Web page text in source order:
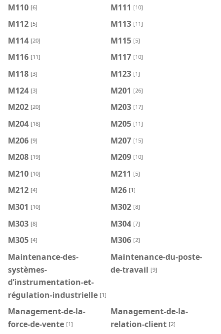
M110 [6] M111 [10]
M112 [5] M113 [11]
M114 [20] M115 [5]
M116 [11] M117 [10]
M118 [3] M123 [1]
M124 [3] M201 [26]
M202 [20] M203 [17]
M204 [18] M205 [11]
M206 [9] M207 [15]
M208 [19] M209 [10]
M210 [10] M211 [5]
M212 [4] M26 [1]
M301 [10] M302 [8]
M303 [8] M304 [7]
M305 [4] M306 [2]
Maintenance-des-
systèmes-
d’instrumentation-et-
régulation-industrielle [1]
Maintenance-du-poste-
de-travail [9]
Management-de-la-
force-de-vente [1]
Management-de-la-
relation-client [2]